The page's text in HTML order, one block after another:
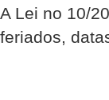
A Lei no 10/
feriados,